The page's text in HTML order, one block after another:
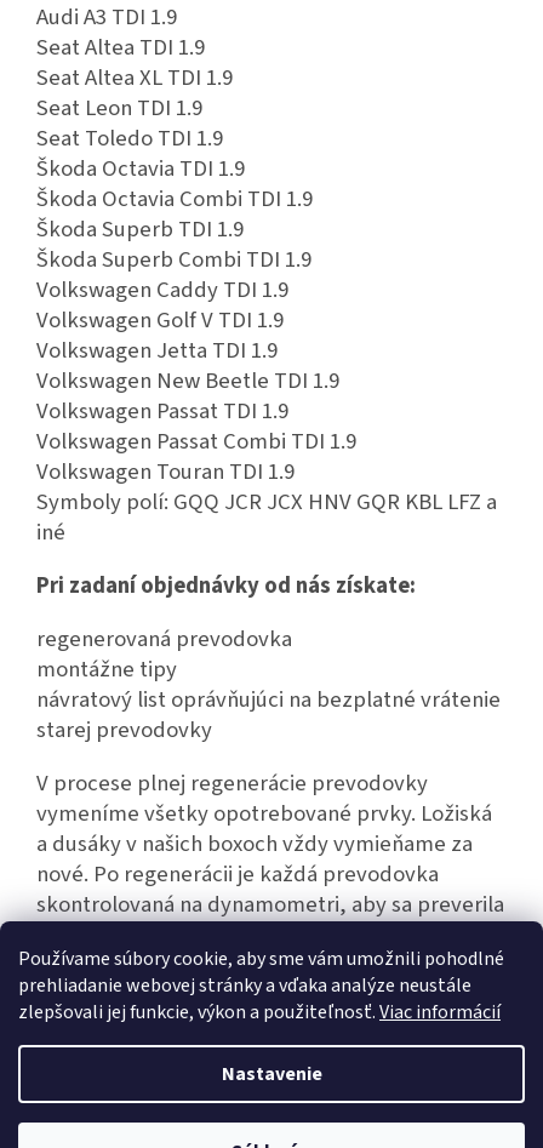
Používame súbory cookie, aby sme vám umožnili pohodlné
prehliadanie webovej stránky a vďaka analýze neustále
zlepšovali jej funkcie, výkon a použiteľnosť.Viac informácií
Nastavenie
Audi A3 TDI 1.9
Seat Altea TDI 1.9
Seat Altea XL TDI 1.9
Seat Leon TDI 1.9
Seat Toledo TDI 1.9
Škoda Octavia TDI 1.9
Škoda Octavia Combi TDI 1.9
Škoda Superb TDI 1.9
Škoda Superb Combi TDI 1.9
Volkswagen Caddy TDI 1.9
Volkswagen Golf V TDI 1.9
Volkswagen Jetta TDI 1.9
Volkswagen New Beetle TDI 1.9
Volkswagen Passat TDI 1.9
Volkswagen Passat Combi TDI 1.9
Volkswagen Touran TDI 1.9
Symboly polí: GQQ JCR JCX HNV GQR KBL LFZ a
iné
Pri zadaní objednávky od nás získate:
regenerovaná prevodovka
montážne tipy
návratový list oprávňujúci na bezplatné vrátenie
starej prevodovky
V procese plnej regenerácie prevodovky
vymeníme všetky opotrebované prvky. Ložiská
a dusáky v našich boxoch vždy vymieňame za
nové. Po regenerácii je každá prevodovka
skontrolovaná na dynamometri, aby sa preverila
Vytvoril Shoptet